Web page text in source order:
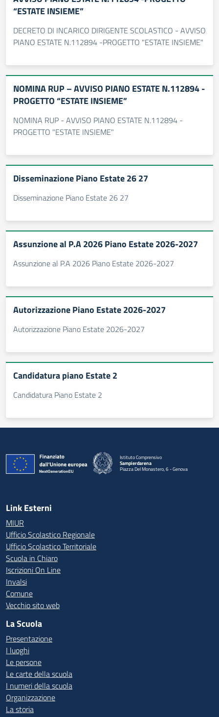
“ESTATE INSIEME”
DECRETO DI INCARICO DIRIGENTE SCOLASTICO - AVVISO
PIANO ESTATE N.112894 -PROGETTO "ESTATE INSIEME"
NOMINA RUP – AVVISO PIANO ESTATE N.112894 -
PROGETTO “ESTATE INSIEME”
NOMINA RUP - AVVISO PIANO ESTATE N.112894 -
PROGETTO "ESTATE INSIEME"
Disseminazione Piano Estate 26 27
Disseminazione Piano Estate 26 27
Assunzione al P.A 2026 Piano Estate 2026-2027
Assunzione al P.A 2026 Piano Estate 2026-2027
Autorizzazione Piano Estate 2026-2027
Autorizzazione Piano Estate 2026-2027
Candidatura piano Estate 2
Candidatura Piano Estate 2
Istituto Comprensivo
Sampierdarena
Piazza Del Monastero, 6 - Genova
— Visita la pagina iniziale della scuola
Link Esterni
MIUR
Ufficio Scolastico Regionale
Ufficio Scolastico Territoriale
Scuola in Chiaro
Iscrizioni On Line
Invalsi
Comune
Vecchio sito web
La Scuola
Presentazione
I luoghi
Le persone
Le carte della scuola
I numeri della scuola
Organizzazione
La storia